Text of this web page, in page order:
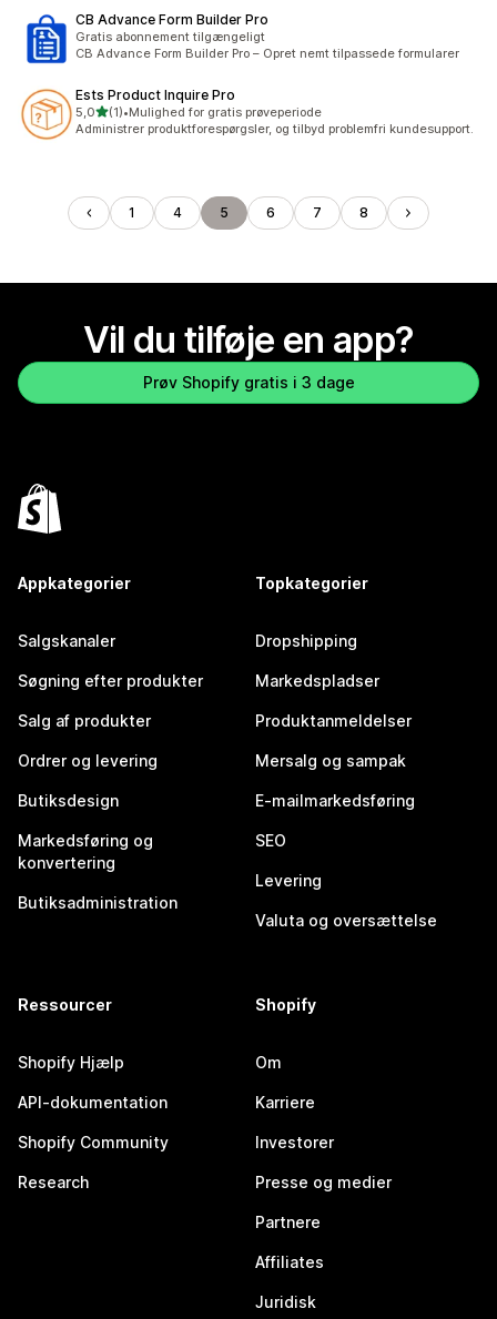
CB Advance Form Builder Pro
Gratis abonnement tilgængeligt
CB Advance Form Builder Pro – Opret nemt tilpassede formularer
Ests Product Inquire Pro
5,0ud af 5 stjerner
(1)
1 anmeldelser i alt
•Mulighed for gratis prøveperiode
Administrer produktforespørgsler, og tilbyd problemfri kundesupport.
1 4 5 6 7 8
Vil du tilføje en app?
Prøv Shopify gratis i 3 dage
Appkategorier
Salgskanaler
Søgning efter produkter
Salg af produkter
Ordrer og levering
Butiksdesign
Markedsføring og
konvertering
Butiksadministration
Topkategorier
Dropshipping
Markedspladser
Produktanmeldelser
Mersalg og sampak
E-mailmarkedsføring
SEO
Levering
Valuta og oversættelse
Ressourcer
Shopify Hjælp
API-dokumentation
Shopify Community
Research
Shopify
Om
Karriere
Investorer
Presse og medier
Partnere
Affiliates
Juridisk